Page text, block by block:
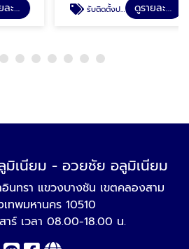
ดูรายละเอียด รับติดตั้งประตูกระจกอลูมิเนียม รามอินทรา ดูรายละเอียด
มิเนียม - อวยชัย อลูมิเนียม
ทรา แขวงบางชัน เขตคลองสาม
เทพมหานคร 10510
าร์ เวลา 08.00-18.00 น.